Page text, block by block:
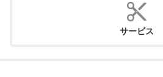
サービス